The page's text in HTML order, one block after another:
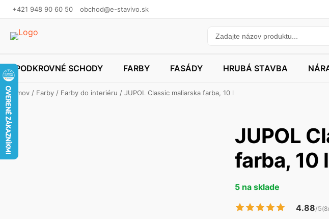
+421 948 90 60 50 obchod@e-stavivo.sk
PODKROVNÉ SCHODY FARBY FASÁDY HRUBÁ STAVBA
Domov / Farby / Farby do interiéru / JUPOL Classic maliarska farba, 10 l
JUPOL
farba, 10 l
5 na sklade
4.88/5